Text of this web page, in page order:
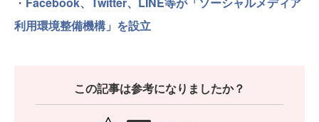
利用環境整備機構」を設立
この記事は参考になりましたか？